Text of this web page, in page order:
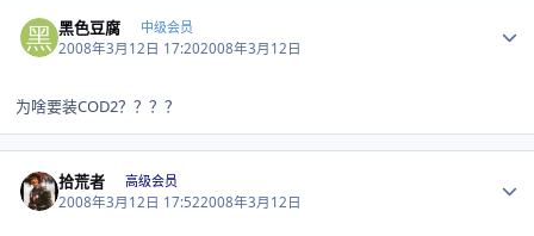
黑色豆腐 中级会员
2008年3月12日 17:202008年3月12日
为啥要装COD2？？？？
拾荒者 高级会员
2008年3月12日 17:522008年3月12日